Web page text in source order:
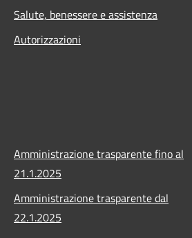
Salute, benessere e assistenza
Autorizzazioni
Amministrazione trasparente fino al
21.1.2025
Amministrazione trasparente dal
22.1.2025